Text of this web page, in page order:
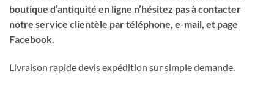
boutique d’antiquité en ligne n’hésitez pas à contacter
notre service clientèle par téléphone, e-mail, et page
Facebook.
Livraison rapide devis expédition sur simple demande.